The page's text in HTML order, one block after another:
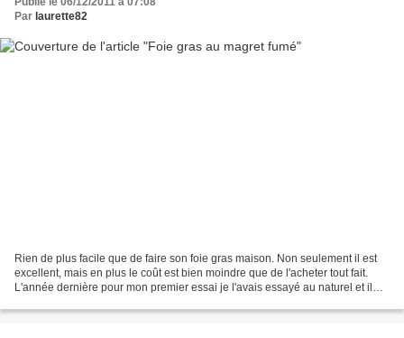
Par laurette82
Rien de plus facile que de faire son foie gras maison. Non seulement il est
excellent, mais en plus le coût est bien moindre que de l'acheter tout fait.
L'année dernière pour mon premier essai je l'avais essayé au naturel et il